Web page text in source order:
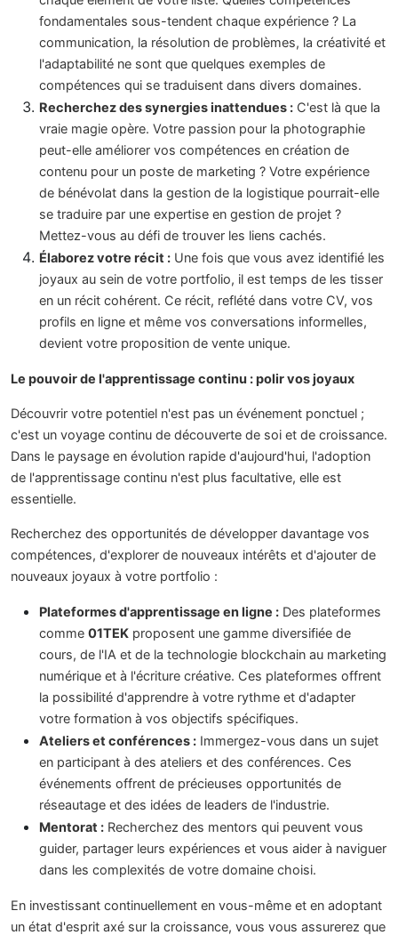
fondamentales sous-tendent chaque expérience ? La
communication, la résolution de problèmes, la créativité et
l'adaptabilité ne sont que quelques exemples de
compétences qui se traduisent dans divers domaines.
Recherchez des synergies inattendues : C'est là que la
vraie magie opère. Votre passion pour la photographie
peut-elle améliorer vos compétences en création de
contenu pour un poste de marketing ? Votre expérience
de bénévolat dans la gestion de la logistique pourrait-elle
se traduire par une expertise en gestion de projet ?
Mettez-vous au défi de trouver les liens cachés.
Élaborez votre récit : Une fois que vous avez identifié les
joyaux au sein de votre portfolio, il est temps de les tisser
en un récit cohérent. Ce récit, reflété dans votre CV, vos
profils en ligne et même vos conversations informelles,
devient votre proposition de vente unique.
Le pouvoir de l'apprentissage continu : polir vos joyaux
Découvrir votre potentiel n'est pas un événement ponctuel ;
c'est un voyage continu de découverte de soi et de croissance.
Dans le paysage en évolution rapide d'aujourd'hui, l'adoption
de l'apprentissage continu n'est plus facultative, elle est
essentielle.
Recherchez des opportunités de développer davantage vos
compétences, d'explorer de nouveaux intérêts et d'ajouter de
nouveaux joyaux à votre portfolio :
Plateformes d'apprentissage en ligne : Des plateformes
comme 01TEK proposent une gamme diversifiée de
cours, de l'IA et de la technologie blockchain au marketing
numérique et à l'écriture créative. Ces plateformes offrent
la possibilité d'apprendre à votre rythme et d'adapter
votre formation à vos objectifs spécifiques.
Ateliers et conférences : Immergez-vous dans un sujet
en participant à des ateliers et des conférences. Ces
événements offrent de précieuses opportunités de
réseautage et des idées de leaders de l'industrie.
Mentorat : Recherchez des mentors qui peuvent vous
guider, partager leurs expériences et vous aider à naviguer
dans les complexités de votre domaine choisi.
En investissant continuellement en vous-même et en adoptant
un état d'esprit axé sur la croissance, vous vous assurerez que